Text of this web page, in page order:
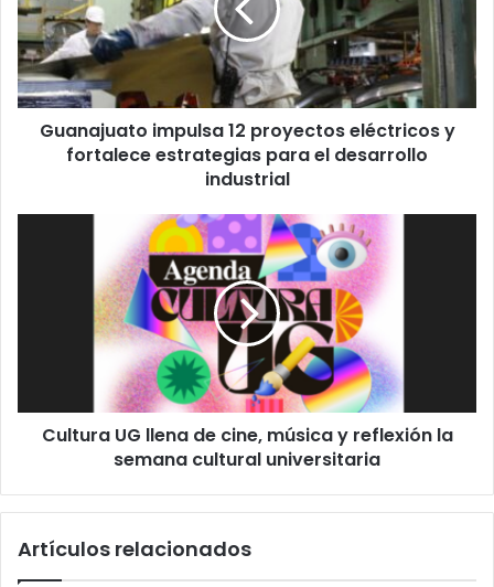
eléctricos
y
fortalece
estrategias
para
desarrollo
Guanajuato impulsa 12 proyectos eléctricos y
fortalece estrategias para el desarrollo
industrial
la
semana
Cultura UG llena de cine, música y reflexión la
semana cultural universitaria
Artículos relacionados